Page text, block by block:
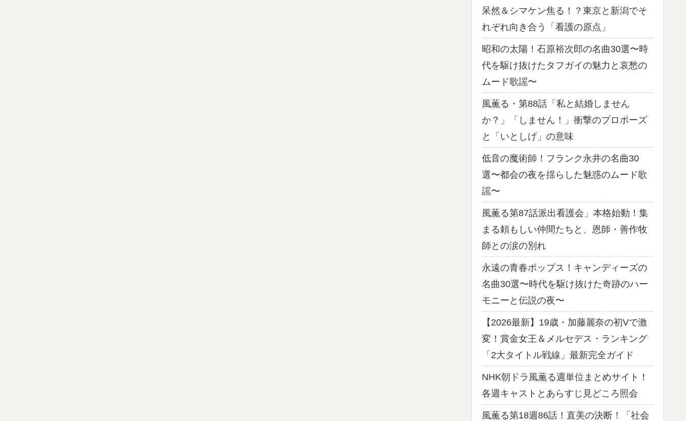
呆然＆シマケン焦る！？東京と新潟でそ
れぞれ向き合う「看護の原点」
昭和の太陽！石原裕次郎の名曲30選〜時
代を駆け抜けたタフガイの魅力と哀愁の
ムード歌謡〜
風薫る・第88話「私と結婚しません
か？」「しません！」衝撃のプロポーズ
と「いとしげ」の意味
低音の魔術師！フランク永井の名曲30
選〜都会の夜を揺らした魅惑のムード歌
謡〜
風薫る第87話派出看護会」本格始動！集
まる頼もしい仲間たちと、恩師・善作牧
師との涙の別れ
永遠の青春ポップス！キャンディーズの
名曲30選〜時代を駆け抜けた奇跡のハー
モニーと伝説の夜〜
【2026最新】19歳・加藤麗奈の初Vで激
変！賞金女王＆メルセデス・ランキング
「2大タイトル戦線」最新完全ガイド
NHK朝ドラ風薫る週単位まとめサイト！
各週キャストとあらすじ見どころ照会
風薫る第18週86話！直美の決断！「社会